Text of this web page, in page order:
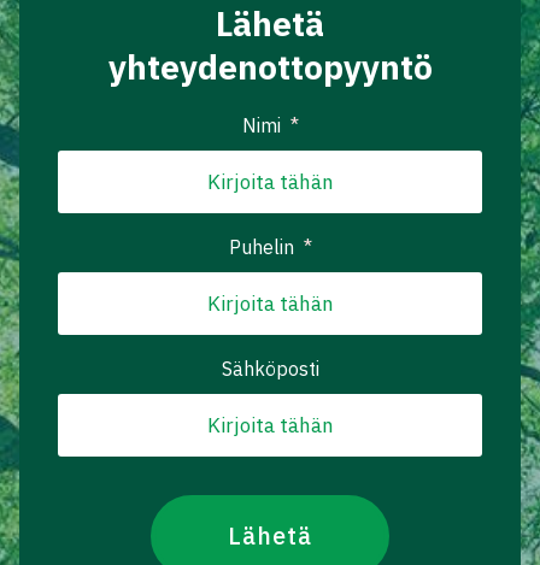
Lähetä
yhteydenottopyyntö
Nimi *
Puhelin *
Sähköposti
Lähetä